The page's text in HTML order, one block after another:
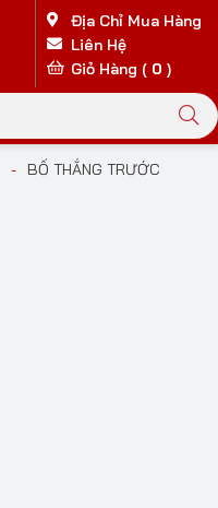
Địa Chỉ Mua Hàng
Liên Hệ
Giỏ Hàng ( 0 )
- BỐ THẮNG TRƯỚC